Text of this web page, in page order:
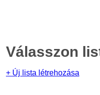
Válasszon
+ Új lista létrehozása